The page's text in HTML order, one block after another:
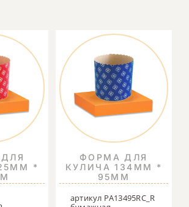
*
ФОРМА ДЛЯ
КУЛИЧА 134ММ *
95ММ
артикул PA13495RC_R